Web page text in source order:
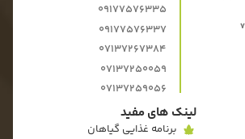
09177576335
09177576337
07137267384
07137250059
07137259056
لینک های مفید
برنامه غذایی گیاهان